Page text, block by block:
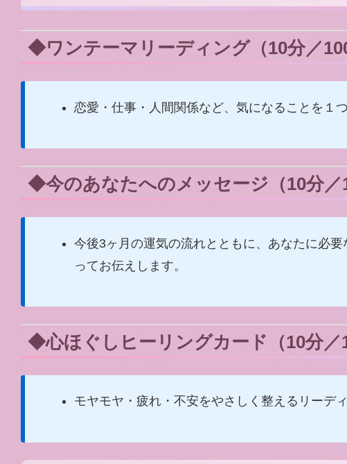
◆ワンテーマリーディング（10分／
恋愛・仕事・人間関係など、気になることを１
◆今のあなたへのメッセージ（10分／
今後3ヶ月の運気の流れとともに、あなたに必
ってお伝えします。
◆心ほぐしヒーリングカード（10分／
モヤモヤ・疲れ・不安をやさしく整えるリーデ